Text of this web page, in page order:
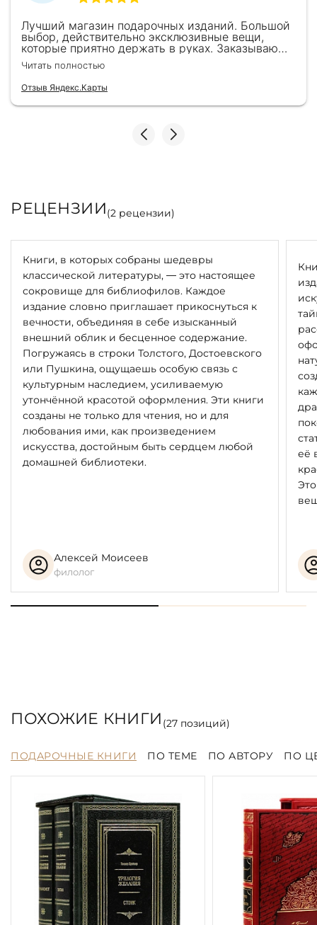
Лучший магазин подарочных изданий. Большой
выбор, действительно эксклюзивные вещи,
которые приятно держать в руках. Заказываю
здесь уже второй раз для бизнес-партнеров,
всегда всё безупречно — от общения с
консультантами до качества самих книг.
Однозначно рекомендую
Читать полностью
Отзыв Яндекс.Карты
РЕЦЕНЗИИ(2 рецензии)
Книги, в которых собраны шедевры
классической литературы, — это настоящее
сокровище для библиофилов. Каждое
издание словно приглашает прикоснуться к
вечности, объединяя в себе изысканный
внешний облик и бесценное содержание.
Погружаясь в строки Толстого, Достоевского
или Пушкина, ощущаешь особую связь с
культурным наследием, усиливаемую
утончённой красотой оформления. Эти книги
созданы не только для чтения, но и для
любования ими, как произведением
искусства, достойным быть сердцем любой
домашней библиотеки.
Алексей Моисеев
филолог
её
ПОХОЖИЕ КНИГИ (27позиций)
ПОДАРОЧНЫЕ КНИГИ ПО ТЕМЕ ПО АВТОРУ ПО